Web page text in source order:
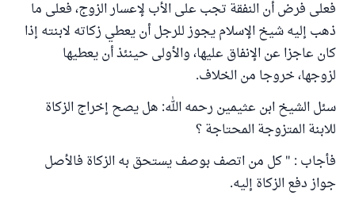
فعلى فرض أن النفقة تجب على الأب لإعسار الزوج، فعلى ما
ذهب إليه شيخ الإسلام يجوز للرجل أن يعطي زكاته لابنته إذا
كان عاجزا عن الإنفاق عليها، والأولى حينئذ أن يعطيها
لزوجها، خروجا من الخلاف.
سئل الشيخ ابن عثيمين رحمه الله: هل يصح إخراج الزكاة
للابنة المتزوجة المحتاجة ؟
فأجاب : " كل من اتصف بوصف يستحق به الزكاة فالأصل
جواز دفع الزكاة إليه.